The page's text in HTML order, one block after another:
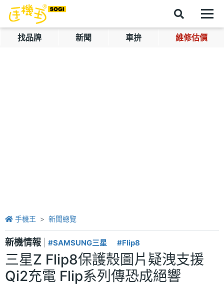
找品牌 新聞 車拚 維修估價
手機王 新聞總覽
新機情報 #SAMSUNG三星 #Flip8
三星Z Flip8保護殼圖片疑洩支援
Qi2充電 Flip系列傳恐成絕響